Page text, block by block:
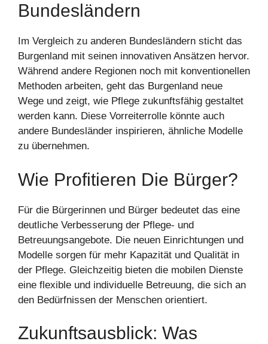
Bundesländern
Im Vergleich zu anderen Bundesländern sticht das
Burgenland mit seinen innovativen Ansätzen hervor.
Während andere Regionen noch mit konventionellen
Methoden arbeiten, geht das Burgenland neue
Wege und zeigt, wie Pflege zukunftsfähig gestaltet
werden kann. Diese Vorreiterrolle könnte auch
andere Bundesländer inspirieren, ähnliche Modelle
zu übernehmen.
Wie Profitieren Die Bürger?
Für die Bürgerinnen und Bürger bedeutet das eine
deutliche Verbesserung der Pflege- und
Betreuungsangebote. Die neuen Einrichtungen und
Modelle sorgen für mehr Kapazität und Qualität in
der Pflege. Gleichzeitig bieten die mobilen Dienste
eine flexible und individuelle Betreuung, die sich an
den Bedürfnissen der Menschen orientiert.
Zukunftsausblick: Was